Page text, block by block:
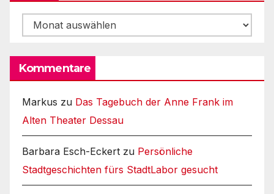
Archiv
Kommentare
Markus zu Das Tagebuch der Anne Frank im
Alten Theater Dessau
Barbara Esch-Eckert zu Persönliche
Stadtgeschichten fürs StadtLabor gesucht